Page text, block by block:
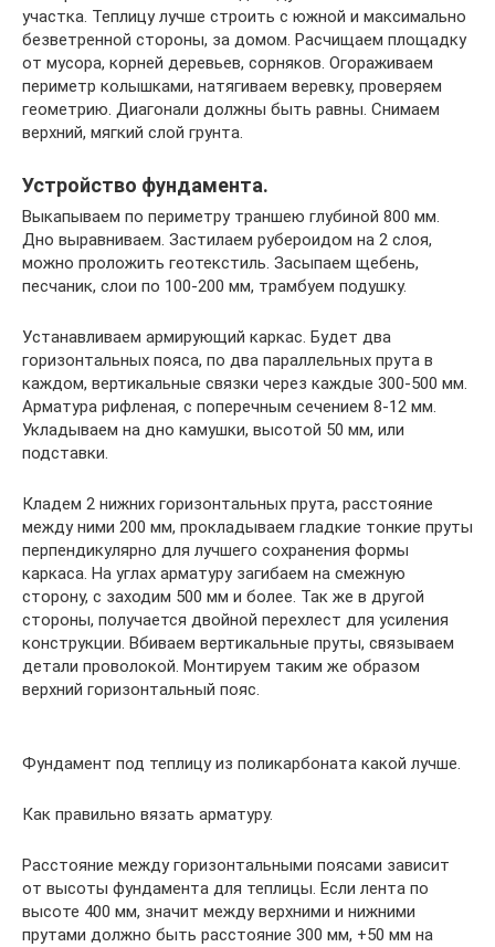
участка. Теплицу лучше строить с южной и максимально
безветренной стороны, за домом. Расчищаем площадку
от мусора, корней деревьев, сорняков. Огораживаем
периметр колышками, натягиваем веревку, проверяем
геометрию. Диагонали должны быть равны. Снимаем
верхний, мягкий слой грунта.
Устройство фундамента.
Выкапываем по периметру траншею глубиной 800 мм.
Дно выравниваем. Застилаем рубероидом на 2 слоя,
можно проложить геотекстиль. Засыпаем щебень,
песчаник, слои по 100-200 мм, трамбуем подушку.
Устанавливаем армирующий каркас. Будет два
горизонтальных пояса, по два параллельных прута в
каждом, вертикальные связки через каждые 300-500 мм.
Арматура рифленая, с поперечным сечением 8-12 мм.
Укладываем на дно камушки, высотой 50 мм, или
подставки.
Кладем 2 нижних горизонтальных прута, расстояние
между ними 200 мм, прокладываем гладкие тонкие пруты
перпендикулярно для лучшего сохранения формы
каркаса. На углах арматуру загибаем на смежную
сторону, с заходим 500 мм и более. Так же в другой
стороны, получается двойной перехлест для усиления
конструкции. Вбиваем вертикальные пруты, связываем
детали проволокой. Монтируем таким же образом
верхний горизонтальный пояс.
Фундамент под теплицу из поликарбоната какой лучше.
Как правильно вязать арматуру.
Расстояние между горизонтальными поясами зависит
от высоты фундамента для теплицы. Если лента по
высоте 400 мм, значит между верхними и нижними
прутами должно быть расстояние 300 мм, +50 мм на